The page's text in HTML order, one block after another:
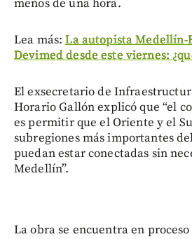
menos de una hora.
Lea más:La autopista Medellín-
Devimed desde este viernes:
El exsecretario de
Horario Gallón explicó que “el
es permitir que el Oriente y el
subregiones más importantes
puedan estar conectadas sin
Medellín”.
La obra se encuentra en